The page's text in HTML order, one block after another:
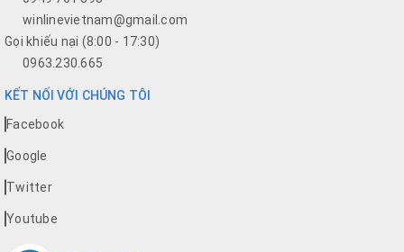
winlinevietnam@gmail.com
Gọi khiếu nại (8:00 - 17:30)
0963.230.665
KẾT NỐI VỚI CHÚNG TÔI
Facebook
Google
Twitter
Youtube